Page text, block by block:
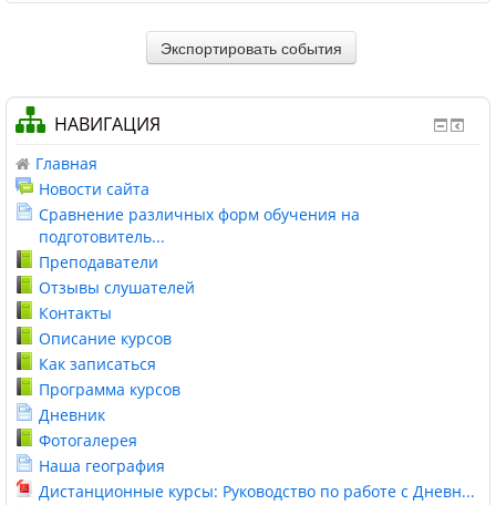
НАВИГАЦИЯ
Главная
Новости сайта
Сравнение различных форм обучения на
подготовитель...
Преподаватели
Отзывы слушателей
Контакты
Описание курсов
Как записаться
Программа курсов
Дневник
Фотогалерея
Наша география
Дистанционные курсы: Руководство по работе с Дневн...